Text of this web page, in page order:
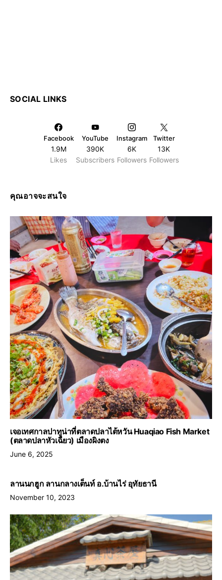
SOCIAL LINKS
Facebook
1.9M
Likes
YouTube
390K
Subscribers
Instagram
6K
Followers
Twitter
13K
Followers
คุณอาจจะสนใจ
เจอเทศกาลปาทูน่าที่ตลาดปลาไต้หวัน Huaqiao Fish Market
(ตลาดปลาหัวเฉียว) เมืองผิงตง
June 6, 2025
ลานนกฮูก ลานกลางเต็นท์ อ.บ้านไร่ อุทัยธานี
November 10, 2023